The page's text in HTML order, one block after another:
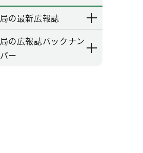
局の最新広報誌
局の広報誌バックナン
バー